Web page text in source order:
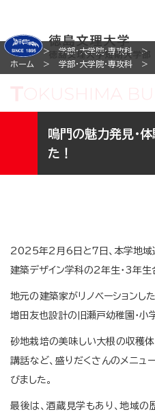
ホーム 学部・大学院・専攻科
ホーム
学部・大学院・専攻科
鳴門の魅力発見・
た！
2025年2月6日と7日、本学地域
建築デザイン学科の2年生・3年生
地元の建築家がリノベーションし
増田友也設計の旧瀬戸幼稚園・小
砂地栽培の美味しい大根の収穫
講話など、盛りだくさんのメニュ
びました。
最後は、酒蔵見学もあり、地域の